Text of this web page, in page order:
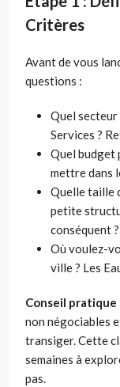
Critères
Avant de vous
questions :
Quel
Services ?
Quel budget
mettre dans
Quelle taille
petite
conséquent ?
Où voulez-
ville ? Les
Conseil pratique
non négociables
transiger. Cette
semaines à
pas.